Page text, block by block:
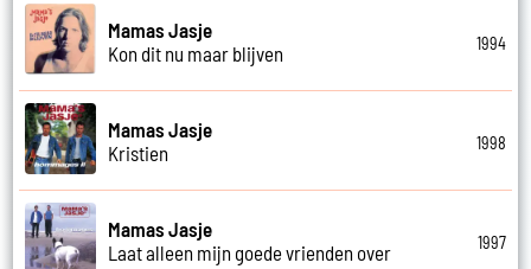
Mamas Jasje
Kon dit nu maar blijven
1994
Mamas Jasje
Kristien
1998
Mamas Jasje
Laat alleen mijn goede vrienden over
1997